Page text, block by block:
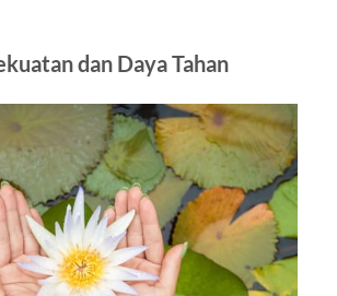
dan Daya Tahan